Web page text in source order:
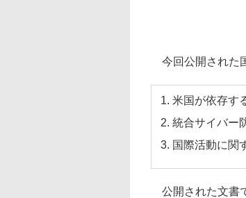
今回公開された
米国が依存す
統合サイバー
国際活動に関
公開された文書